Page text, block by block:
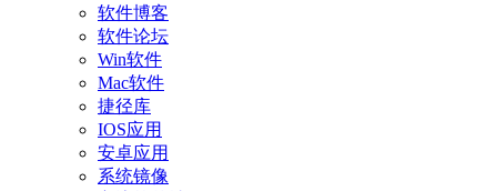
软件博客
软件论坛
Win软件
Mac软件
捷径库
IOS应用
安卓应用
系统镜像